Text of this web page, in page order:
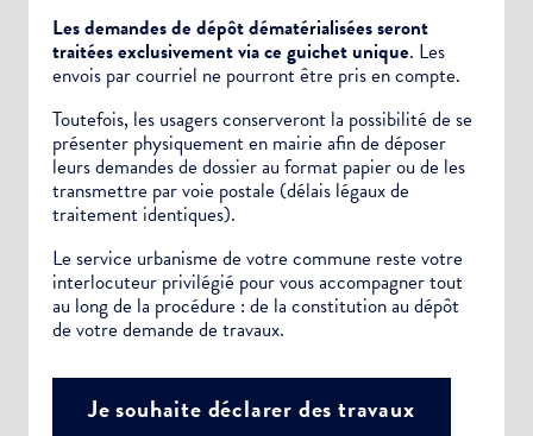
Les demandes de dépôt dématérialisées seront
traitées exclusivement via ce guichet unique. Les
envois par courriel ne pourront être pris en compte.
Toutefois, les usagers conserveront la possibilité de se
présenter physiquement en mairie afin de déposer
leurs demandes de dossier au format papier ou de les
transmettre par voie postale (délais légaux de
traitement identiques).
Le service urbanisme de votre commune reste votre
interlocuteur privilégié pour vous accompagner tout
au long de la procédure : de la constitution au dépôt
de votre demande de travaux.
Je souhaite déclarer des travaux